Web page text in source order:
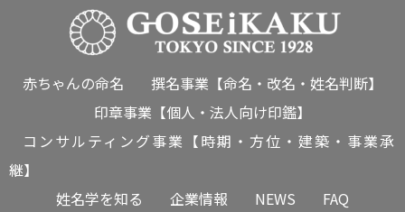
赤ちゃんの命名
撰名事業【命名・改名・姓名判断】
印章事業【個人・法人向け印鑑】
コンサルティング事業【時期・方位・建築・事業承
継】
姓名学を知る
企業情報 NEWS
FAQ